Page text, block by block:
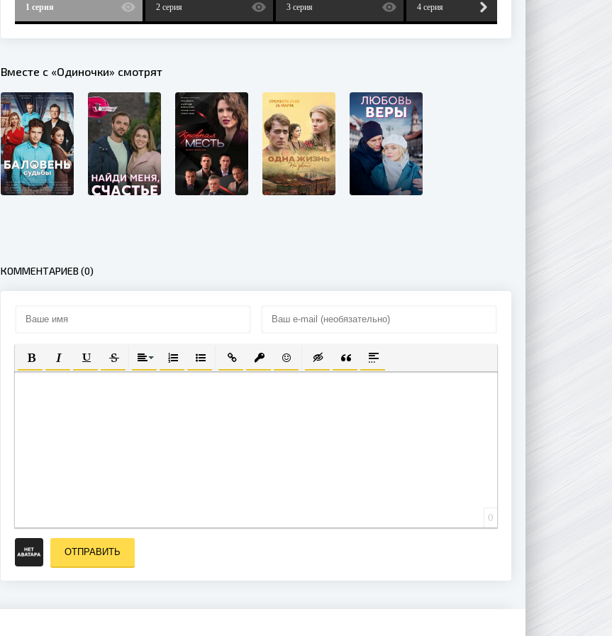
1 серия 2 серия 3 серия 4 серия
Вместе с «Одиночки» смотрят
КОММЕНТАРИЕВ (0)
ПОЛУЖИРНЫЙ
КУРСИВПОДЧЕРКНУТЫЙ
ЗАЧЕРКНУТЫЙВЫРАВНИВАНИЕ
НУМЕРОВАННЫЙ СПИСОК
МАРКИРОВАННЫЙ СПИСОК
ВСТАВИТЬ ССЫЛКУ
ВСТАВИТЬ ЗАЩИЩЕННУЮ ССЫЛКУ
ВСТАВИТЬ СМАЙЛИК
ВСТАВКА СКРЫТОГО ТЕКСТА
ВСТАВКА ЦИТАТЫ
ВСТАВКА СПОЙЛЕРА
0
ОТПРАВИТЬ